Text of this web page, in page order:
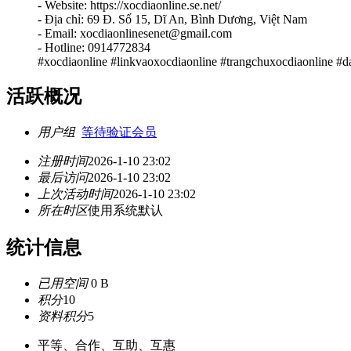
- Website: https://xocdiaonline.se.net/
- Địa chỉ: 69 Đ. Số 15, Dĩ An, Bình Dương, Việt Nam
- Email: xocdiaonlinesenet@gmail.com
- Hotline: 0914772834
#xocdiaonline #linkvaoxocdiaonline #trangchuxocdiaonline
活跃概况
用户组 等待验证会员
注册时间2026-1-10 23:02
最后访问2026-1-10 23:02
上次活动时间2026-1-10 23:02
所在时区使用系统默认
统计信息
已用空间0 B
积分10
资料积分5
平等、合作、互助、互惠